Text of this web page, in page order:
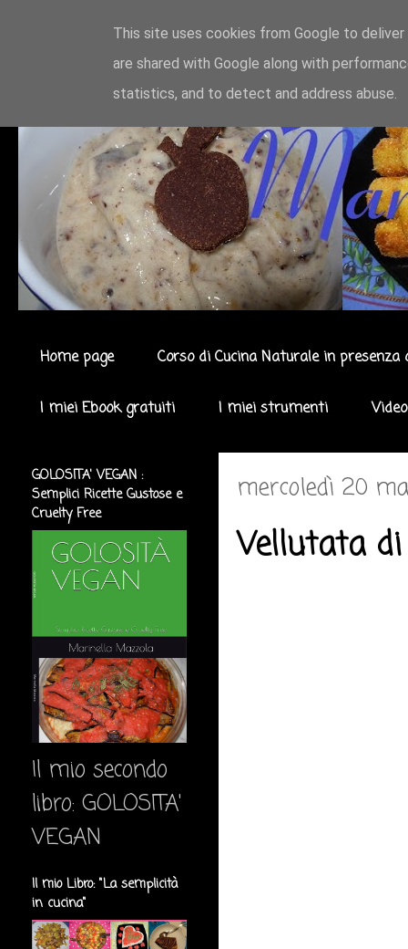
Home page Corso di Cucina Naturale in presenza
I miei Ebook gratuiti I miei strumenti
mercoledì 20
Vellutata
GOLOSITA' VEGAN :
Semplici Ricette Gustose e
Cruelty Free
Il mio secondo
libro: GOLOSITA'
VEGAN
Il mio Libro: "La semplicità
in cucina"
This site uses cookies from Google to
are shared with Google along with
statistics, and to detect and address abuse.